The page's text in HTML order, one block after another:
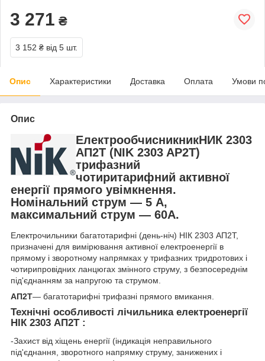
3 271 ₴
3 152 ₴ від 5 шт.
Опис Характеристики Доставка Оплата Умови
Опис
ЕлектрообчисникникНИК 2303
АП2Т (NIK 2303 AP2T)
трифазний
чотиритарифний активної
енергії прямого увімкнення.
Номінальний струм — 5 А,
максимальний струм — 60А.
Електрочильники багатотарифні (день-ніч) НІК 2303 АП2Т,
призначені для вимірювання активної електроенергії в
прямому і зворотному напрямках у трифазних тридротових і
чотирипровідних ланцюгах змінного струму, з безпосереднім
під'єднанням за напругою та струмом.
АП2T— багатотарифні трифазні прямого вмикання.
Технічні особливості лічильника електроенергії
НІК 2303 АП2Т :
-Захист від хіщень енергії (індикація неправильного
під'єднання, зворотного напрямку струму, занижених і